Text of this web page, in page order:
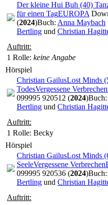
Der kleine Hui Buh (40)
für einen TagEUROPA
(2024)Buch: Anna Maybach
Bertling und Christian
Auftritt:
1 Rolle: keine Angabe
Hörspiel
Christian GailusLost Minds
TodesVergessene Verbrechen
099995 920512 (2024)Buch:
Bertling und Christian
Auftritt:
1 Rolle: Becky
Hörspiel
Christian GailusLost Minds
SeeleVergessene Verbrechen
099995 920536 (2024)Buch:
Bertling und Christian
Auftritt: